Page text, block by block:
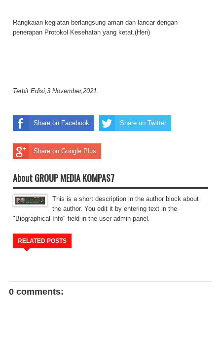
Rangkaian kegiatan berlangsung aman dan lancar dengan
penerapan Protokol Kesehatan yang ketat.(Heri)
Terbit Edisi,3 November,2021.
Share on Facebook Share on Twitter
Share on Google Plus
About GROUP MEDIA KOMPAS7
This is a short description in the author block about
the author. You edit it by entering text in the
"Biographical Info" field in the user admin panel.
RELATED POSTS
0 comments: